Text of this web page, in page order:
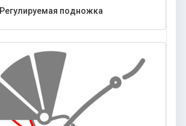
Регулируемая подножка